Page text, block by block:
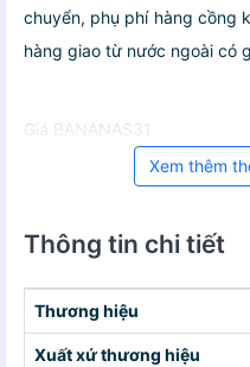
chuyển, phụ phí hàng cồng
hàng giao từ nước ngoài có
Giá BANANAS31
Xem thêm
Thông tin chi tiết
Thương hiệu
Xuất xứ thương hiệu